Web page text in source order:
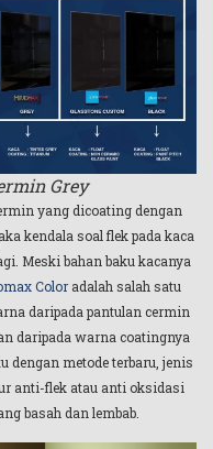
Grey
yang dicoating dengan
kendala soal flek pada kaca
Meski bahan baku kacanya
Color adalah salah satu
daripada pantulan cermin
daripada warna coatingnya
dengan metode terbaru, jenis
anti-flek atau anti oksidasi
basah dan lembab.